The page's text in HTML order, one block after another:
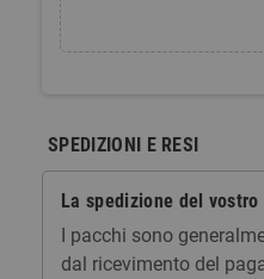
SPEDIZIONI E RESI
La spedizione del vostro
I pacchi sono
dal ricevimento del